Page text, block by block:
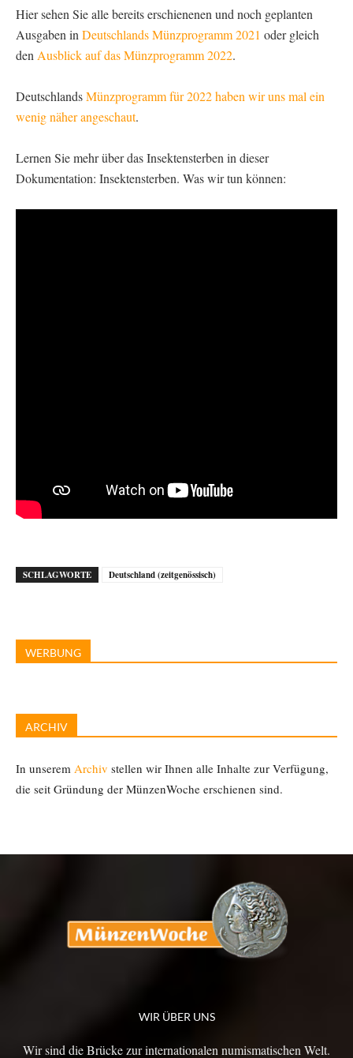
Hier sehen Sie alle bereits erschienenen und noch geplanten
Ausgaben in Deutschlands Münzprogramm 2021 oder gleich
den Ausblick auf das Münzprogramm 2022.
DeutschlandsMünzprogramm für 2022 haben wir uns mal ein
wenig näher angeschaut.
Lernen Sie mehr über das Insektensterben in dieser
Dokumentation: Insektensterben. Was wir tun können:
SCHLAGWORTE Deutschland (zeitgenössisch)
WERBUNG
ARCHIV
In unserem Archiv stellen wir Ihnen alle Inhalte zur Verfügung,
die seit Gründung der MünzenWoche erschienen sind.
WIR ÜBER UNS
Wir sind die Brücke zur internationalen numismatischen Welt.